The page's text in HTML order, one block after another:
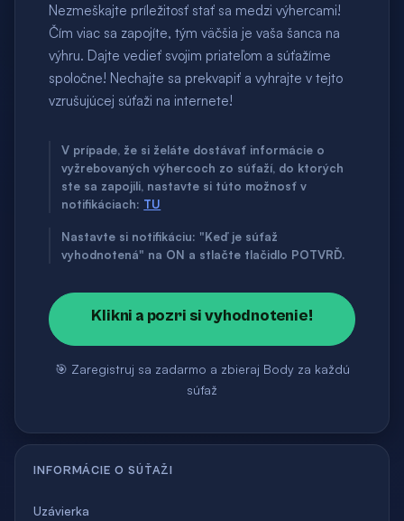
Nezmeškajte príležitosť stať sa medzi výhercami!
Čím viac sa zapojíte, tým väčšia je vaša šanca na
výhru. Dajte vedieť svojim priateľom a súťažíme
spoločne! Nechajte sa prekvapiť a vyhrajte v tejto
vzrušujúcej súťaži na internete!
V prípade, že si želáte dostávať informácie o
vyžrebovaných výhercoch zo súťaží, do ktorých
ste sa zapojili, nastavte si túto možnosť v
notifikáciach: TU
Nastavte si notifikáciu: "Keď je súťaž
vyhodnotená" na ON a stlačte tlačidlo POTVRĎ.
Klikni a pozri si vyhodnotenie!
🎯 Zaregistruj sa zadarmo a zbieraj Body za každú
súťaž
INFORMÁCIE O SÚŤAŽI
Uzávierka